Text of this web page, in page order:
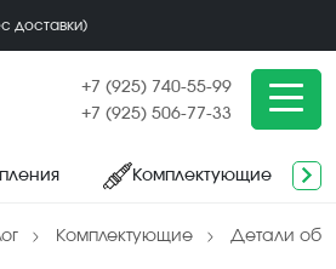
доставки)
+7 (925) 740-55-99
+7 (925) 506-77-33
Комплектующие
Комплектующие Детали